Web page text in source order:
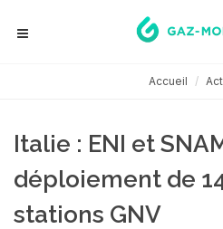
Accueil
Italie : ENI et
déploiement de
stations GNV